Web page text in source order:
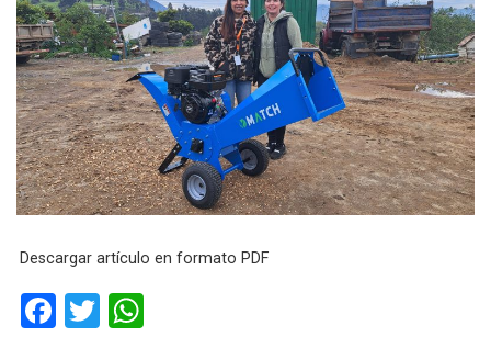
Descargar artículo en formato PDF
F
T